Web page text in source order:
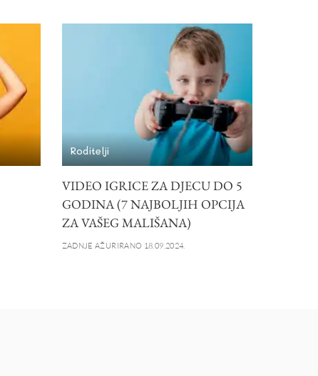
Roditelji
VIDEO IGRICE ZA DJECU DO 5
GODINA (7 NAJBOLJIH OPCIJA
ZA VAŠEG MALIŠANA)
ZADNJE AŽURIRANO 18.09.2024.